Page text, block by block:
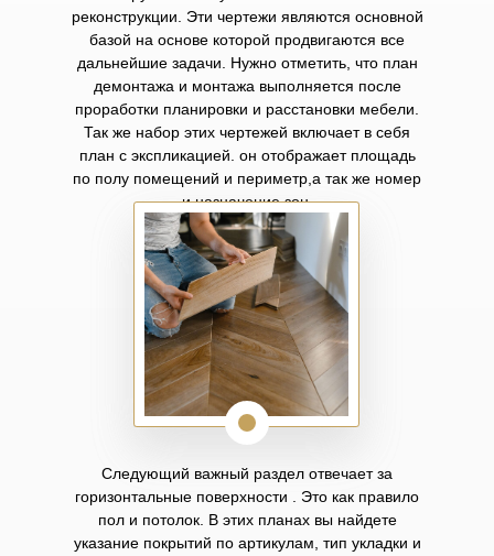
реконструкции. Эти чертежи являются основной
базой на основе которой продвигаются все
дальнейшие задачи. Нужно отметить, что план
демонтажа и монтажа выполняется после
проработки планировки и расстановки мебели.
Так же набор этих чертежей включает в себя
план с экспликацией. он отображает площадь
по полу помещений и периметр,а так же номер
и назначение зон.
Следующий важный раздел отвечает за
горизонтальные поверхности . Это как правило
пол и потолок. В этих планах вы найдете
указание покрытий по артикулам, тип укладки и